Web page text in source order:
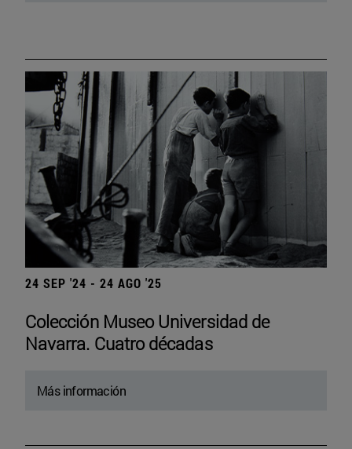
24 SEP '24 - 24 AGO '25
Colección Museo Universidad de
Navarra. Cuatro décadas
Más información